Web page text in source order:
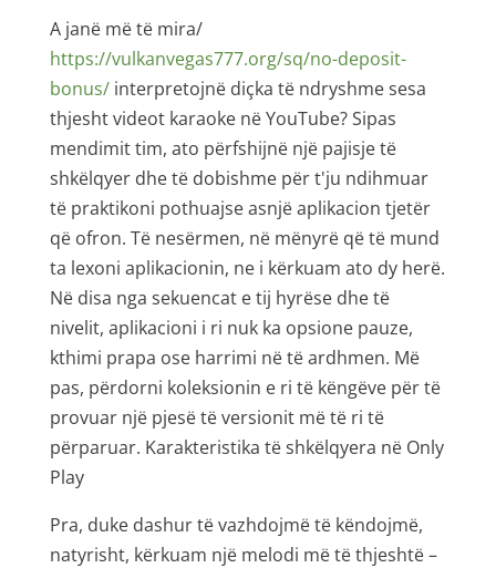
A janë më të mira/
https://vulkanvegas777.org/sq/no-deposit-
bonus/interpretojnë diçka të ndryshme sesa
thjesht videot karaoke në YouTube? Sipas
mendimit tim, ato përfshijnë një pajisje të
shkëlqyer dhe të dobishme për t'ju ndihmuar
të praktikoni pothuajse asnjë aplikacion tjetër
që ofron. Të nesërmen, në mënyrë që të mund
ta lexoni aplikacionin, ne i kërkuam ato dy herë.
Në disa nga sekuencat e tij hyrëse dhe të
nivelit, aplikacioni i ri nuk ka opsione pauze,
kthimi prapa ose harrimi në të ardhmen. Më
pas, përdorni koleksionin e ri të këngëve për të
provuar një pjesë të versionit më të ri të
përparuar. Karakteristika të shkëlqyera në Only
Play
Pra, duke dashur të vazhdojmë të këndojmë,
natyrisht, kërkuam një melodi më të thjeshtë –